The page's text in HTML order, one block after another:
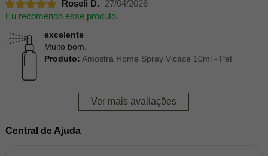
Roseli D.
27/04/2026
Eu recomendo esse produto.
excelente
Muito bom.
Produto: Amostra Home Spray Vicace 10ml - Pet
Ver mais avaliações
Central de Ajuda